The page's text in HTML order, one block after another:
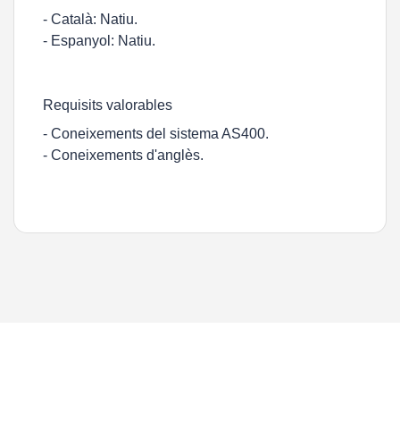
- Català: Natiu.
- Espanyol: Natiu.
Requisits valorables
- Coneixements del sistema AS400.
- Coneixements d'anglès.